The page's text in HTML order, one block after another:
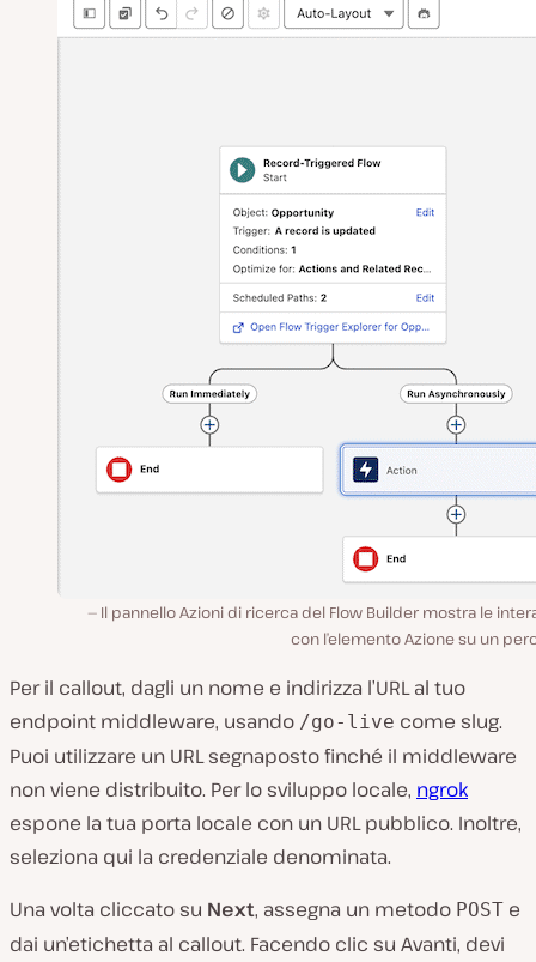
Il pannello Azioni di ricerca del Flow Builder mostra le
con l’elemento Azione su un
Per il callout, dagli un nome e indirizza l’URL al tuo
endpoint middleware, usando /go-live come slug.
Puoi utilizzare un URL segnaposto finché il middleware
non viene distribuito. Per lo sviluppo locale, ngrok
espone la tua porta locale con un URL pubblico. Inoltre,
seleziona qui la credenziale denominata.
Una volta cliccato su Next, assegna un metodo POST e
dai un’etichetta al callout. Facendo clic su Avanti, devi